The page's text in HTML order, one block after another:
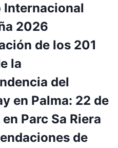
Internacional
2026
de los 201
la
del
en Palma: 22 de
Parc Sa Riera
de